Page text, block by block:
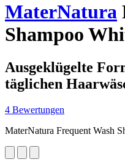
MaterNatura
Shampoo
Ausgeklügelte
täglichen
4 Bewertungen
MaterNatura Frequent Wash